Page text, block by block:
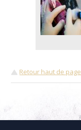
Retour haut de page